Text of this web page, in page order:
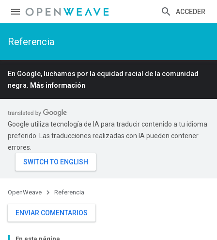
ACCEDER
Referencia
En Google, luchamos por la equidad racial de la comunidad
negra. Más información
Google utiliza tecnología de IA para traducir contenido a tu idioma
preferido. Las traducciones realizadas con IA pueden contener
errores.
OpenWeave Referencia
ENVIAR COMENTARIOS